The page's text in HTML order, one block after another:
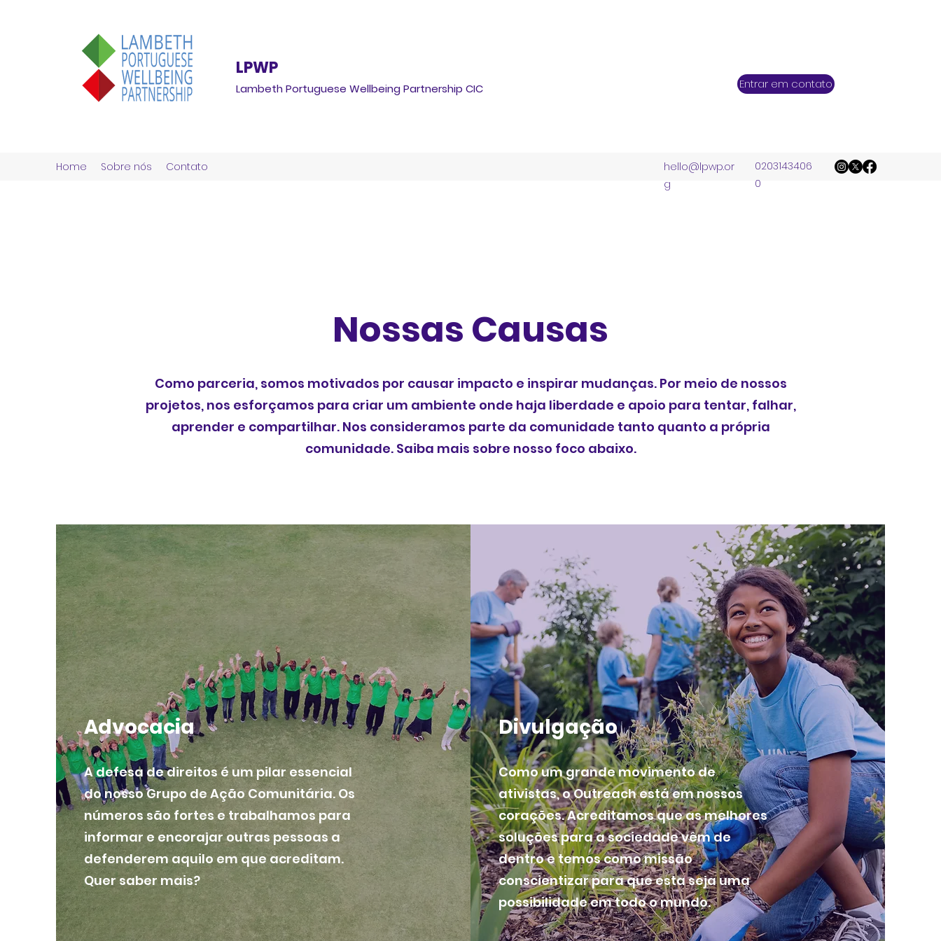
LPWP
Lambeth Portuguese Wellbeing Partnership CIC Entrar em contato
Home Sobre nós Contato
hello@lpwp.or
g
0203143406
0
Nossas Causas
Como parceria, somos motivados por causar impacto e inspirar mudanças. Por meio de nossos
projetos, nos esforçamos para criar um ambiente onde haja liberdade e apoio para tentar, falhar,
aprender e compartilhar. Nos consideramos parte da comunidade tanto quanto a própria
comunidade. Saiba mais sobre nosso foco abaixo.
Advocacia
A defesa de direitos é um pilar essencial
do nosso Grupo de Ação Comunitária. Os
números são fortes e trabalhamos para
informar e encorajar outras pessoas a
defenderem aquilo em que acreditam.
Quer saber mais?
Divulgação
Como um grande movimento de
ativistas, o Outreach está em nossos
corações. Acreditamos que as melhores
soluções para a sociedade vêm de
dentro e temos como missão
conscientizar para que esta seja uma
possibilidade em todo o mundo.